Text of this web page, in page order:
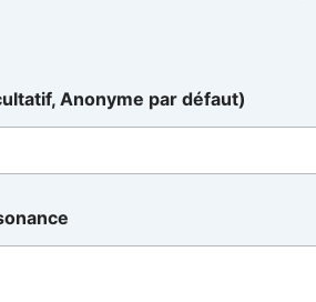
Anonyme par défaut)